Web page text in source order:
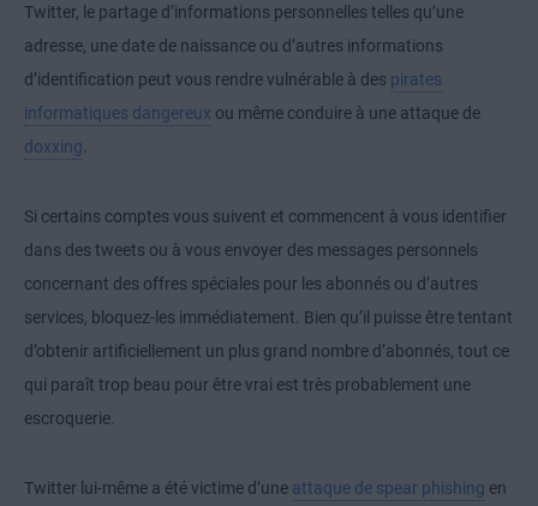
Twitter, le partage d’informations personnelles telles qu’une
adresse, une date de naissance ou d’autres informations
d’identification peut vous rendre vulnérable à des pirates
informatiques dangereux ou même conduire à une attaque de
doxxing
Si certains comptes vous suivent et commencent à vous identifier
dans des tweets ou à vous envoyer des messages personnels
concernant des offres spéciales pour les abonnés ou d’autres
services, bloquez-les immédiatement. Bien qu’il puisse être tentant
d’obtenir artificiellement un plus grand nombre d’abonnés, tout ce
qui paraît trop beau pour être vrai est très probablement une
escroquerie.
Twitter lui-même a été victime d’une attaque de spear phishing en